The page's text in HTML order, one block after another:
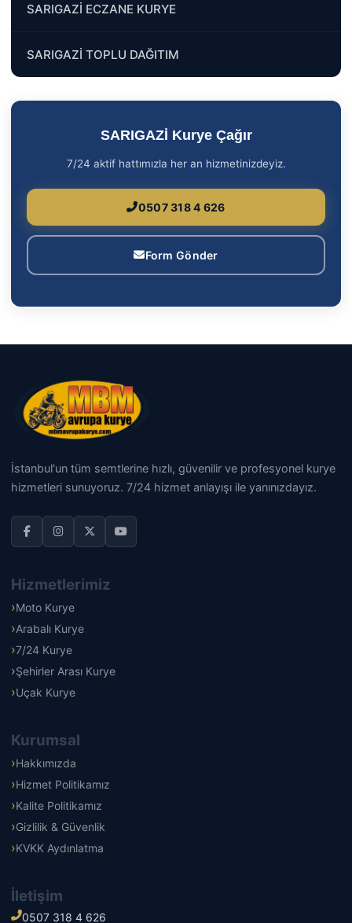
SARIGAZİ ECZANE KURYE
SARIGAZİ TOPLU DAĞITIM
SARIGAZİ Kurye Çağır
7/24 aktif hattımızla her an hizmetinizdeyiz.
0507 318 4 626
Form Gönder
İstanbul'un tüm semtlerine hızlı, güvenilir ve profesyonel kurye
hizmetleri sunuyoruz. 7/24 hizmet anlayışı ile yanınızdayız.
Hizmetlerimiz
Moto Kurye
Arabalı Kurye
7/24 Kurye
Şehirler Arası Kurye
Uçak Kurye
Kurumsal
Hakkımızda
Hizmet Politikamız
Kalite Politikamız
Gizlilik & Güvenlik
KVKK Aydınlatma
İletişim
0507 318 4 626